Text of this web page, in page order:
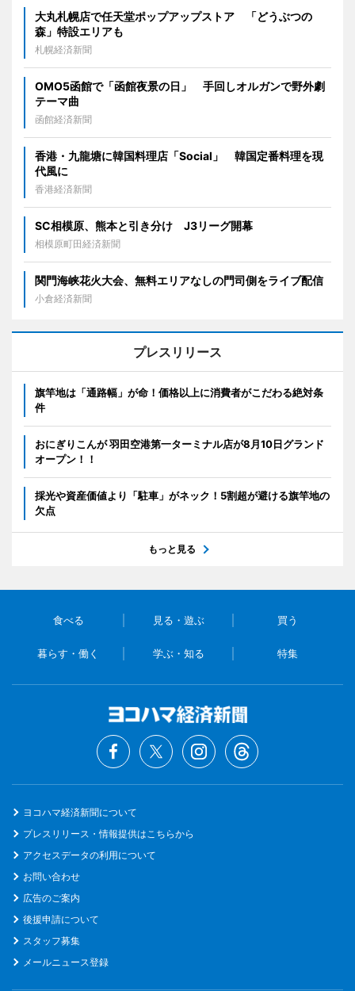
大丸札幌店で任天堂ポップアップストア 「どうぶつの
森」特設エリアも
札幌経済新聞
OMO5函館で「函館夜景の日」 手回しオルガンで野外劇
テーマ曲
函館経済新聞
香港・九龍塘に韓国料理店「Social」 韓国定番料理を現
代風に
香港経済新聞
SC相模原、熊本と引き分け J3リーグ開幕
相模原町田経済新聞
関門海峡花火大会、無料エリアなしの門司側をライブ配信
小倉経済新聞
プレスリリース
旗竿地は「通路幅」が命！価格以上に消費者がこだわる絶対条
件
おにぎりこんが 羽田空港第一ターミナル店が8月10日グランド
オープン！！
採光や資産価値より「駐車」がネック！5割超が避ける旗竿地の
欠点
もっと見る
食べる 見る・遊ぶ 買う
暮らす・働く 学ぶ・知る 特集
ヨコハマ経済新聞について
プレスリリース・情報提供はこちらから
アクセスデータの利用について
お問い合わせ
広告のご案内
後援申請について
スタッフ募集
メールニュース登録